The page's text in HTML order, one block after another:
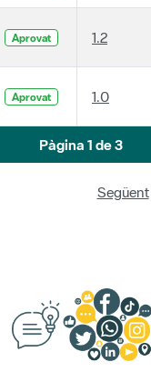
Aprovat 1.2
Aprovat 1.0
Pàgina 1 de 3
Següent